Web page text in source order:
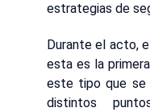
estrategias de
Durante el acto,
esta es la
este tipo que se
distintos